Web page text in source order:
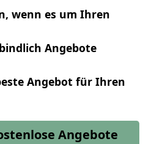
wenn es um Ihren
Angebote
Angebot für Ihren
Angebote